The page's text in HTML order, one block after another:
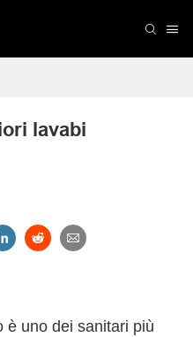
lavabi
è uno dei sanitari più